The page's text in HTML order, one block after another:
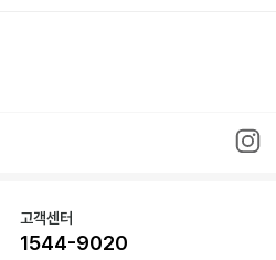
고객센터
1544-9020